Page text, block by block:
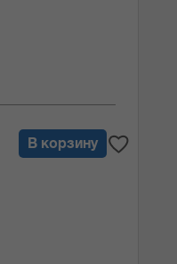
В корзину